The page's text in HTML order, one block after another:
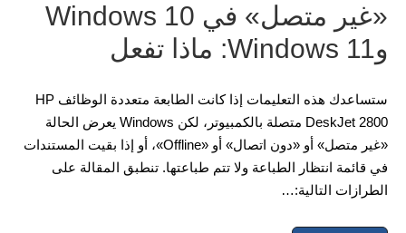
«غير متصل» في Windows 10
وWindows 11: ماذا تفعل
ستساعدك هذه التعليمات إذا كانت الطابعة متعددة الوظائف HP
DeskJet 2800 متصلة بالكمبيوتر، لكن Windows يعرض الحالة
«غير متصل» أو «دون اتصال» أو «Offline»، أو إذا بقيت المستندات
في قائمة انتظار الطباعة ولا تتم طباعتها. تنطبق المقالة على
الطرازات التالية:…